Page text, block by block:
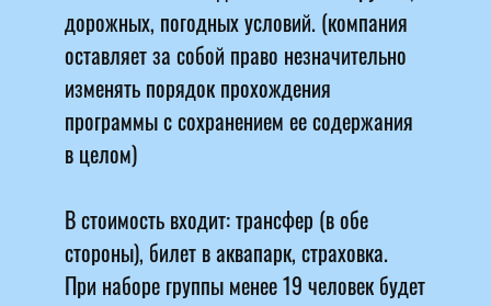
дорожных, погодных условий. (компания
оставляет за собой право незначительно
изменять порядок прохождения
программы с сохранением ее содержания
в целом)
В стоимость входит: трансфер (в обе
стороны), билет в аквапарк, страховка.
При наборе группы менее 19 человек будет